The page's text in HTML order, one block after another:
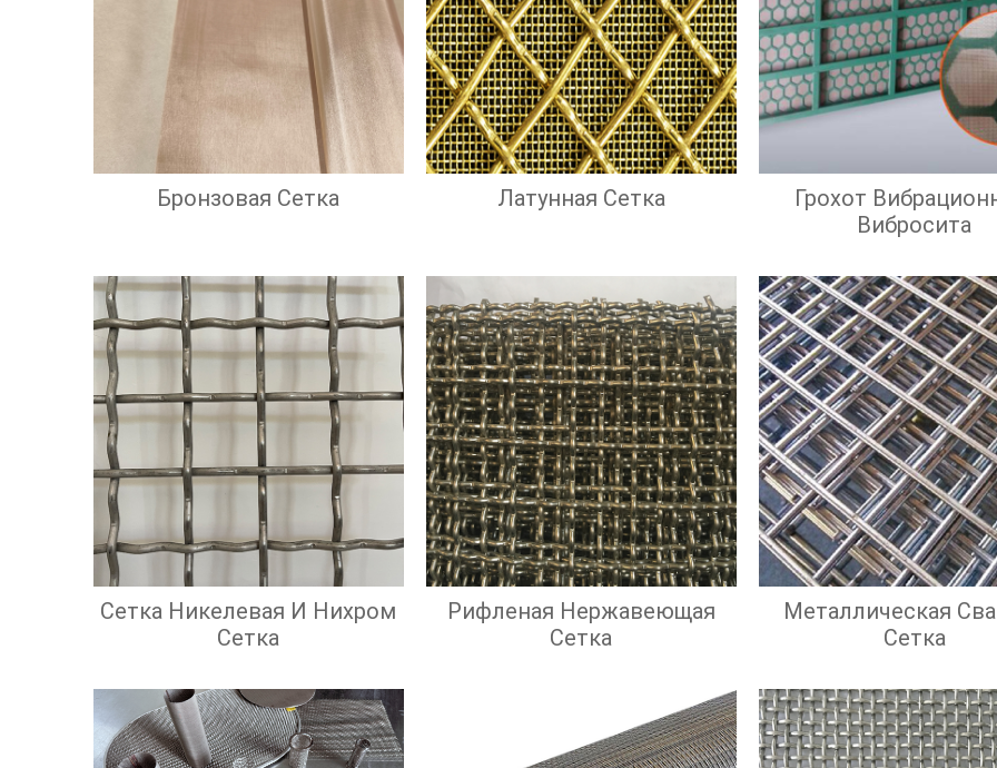
Бронзовая Сетка Латунная Сетка
Грохот
Вибросита
Сетка Никелевая И Нихром
Сетка
Рифленая Нержавеющая
Сетка
Металлическая
Сетка